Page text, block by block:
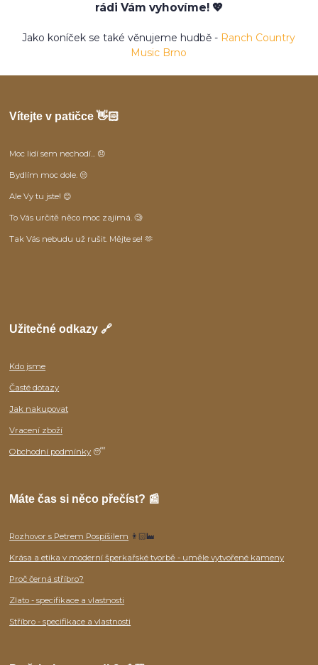
rádi Vám vyhovíme! 💖
Jako koníček se také věnujeme hudbě - Ranch Country
Music Brno
Vítejte v patičce 👋🏻
Moc lidí sem nechodí... 😞
Bydlím moc dole. 😒
Ale Vy tu jste! 😊
To Vás určitě něco moc zajímá. 🧐
Tak Vás nebudu už rušit. Mějte se! 🫶
Užitečné odkazy 🔗
Kdo jsme
Časté dotazy
Jak nakupovat
Vracení zboží
Obchodní podmínky 😴
Máte čas si něco přečíst? 📰
Rozhovor s Petrem Pospíšilem 👨🏻‍🏭
Krása a etika v moderní šperkařské tvorbě - uměle vytvořené kameny
Proč černá stříbro?
Zlato - specifikace a vlastnosti
Stříbro - specifikace a vlastnosti